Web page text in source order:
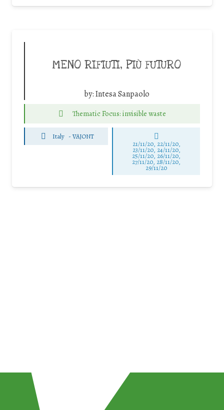
MENO RIFIUTI, PIÙ FUTURO
by:Intesa Sanpaolo
Thematic Focus: invisible waste
Italy - VAJONT
21/11/20, 22/11/20,
23/11/20, 24/11/20,
25/11/20, 26/11/20,
27/11/20, 28/11/20,
29/11/20